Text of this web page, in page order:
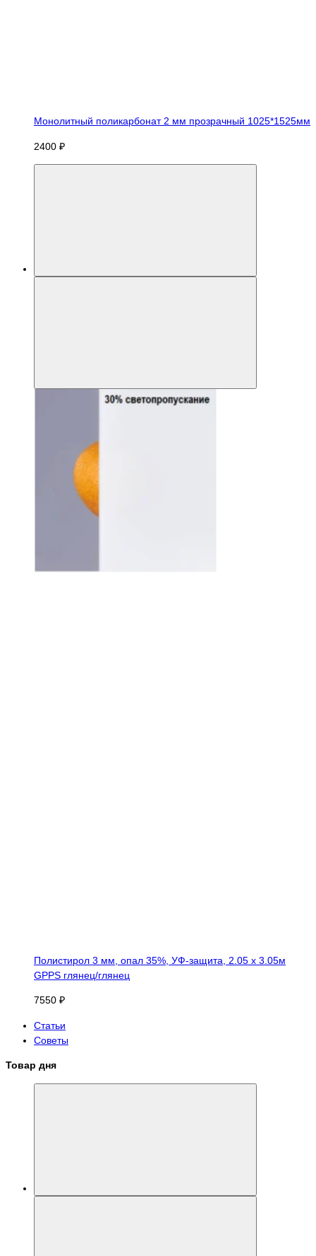
Монолитный поликарбонат 2 мм прозрачный 1025*1525мм
2400 ₽
Полистирол 3 мм, опал 35%, УФ-защита, 2.05 х 3.05м
GPPS глянец/глянец
7550 ₽
Статьи
Советы
Товар дня